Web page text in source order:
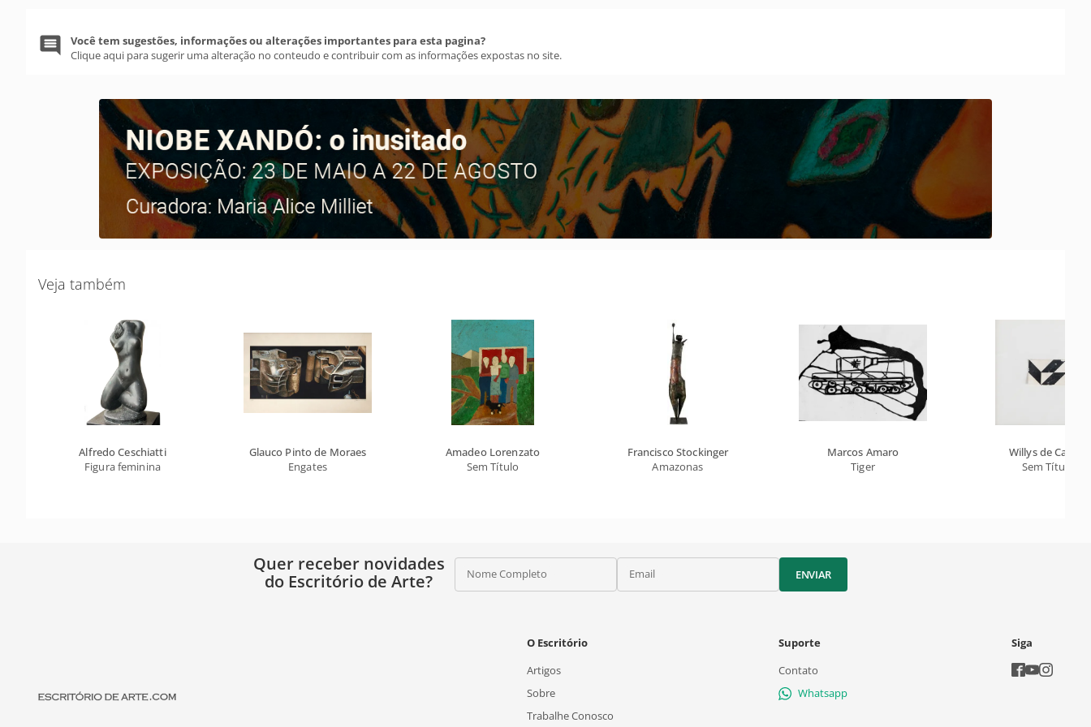
Você tem sugestões, informações ou alterações importantes para esta pagina?
Clique aqui para sugerir uma alteração no conteudo e contribuir com as informações expostas no site.
Veja também
Alfredo Ceschiatti
Figura feminina
Glauco Pinto de Moraes
Engates
Amadeo Lorenzato
Sem Título
Francisco Stockinger
Amazonas
Marcos Amaro
Tiger
Willys de Castro
Sem Título
Quer receber novidades
do Escritório de Arte?
Nome Completo Email ENVIAR
O Escritório
Artigos
Sobre
Trabalhe Conosco
Suporte
Contato
Whatsapp
Siga